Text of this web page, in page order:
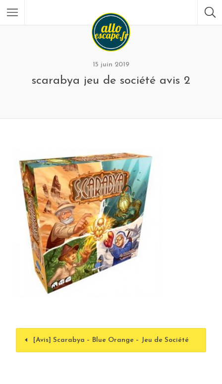
15 juin 2019
scarabya jeu de société avis 2
[Avis] Scarabya – Blue Orange – Jeu de Société